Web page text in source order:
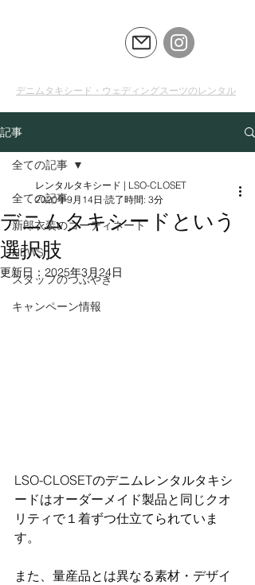
デニムタキシード・ウェディングスーツのレンタル
記事
全ての記事
新郎衣装のコーディネート
NEWS
スタッフのつぶやき
キャンペーン情報
全ての記事
デニムタキシードという
選択肢
レンタルタキシード | LSO-CLOSET
2020年9月14日 読了時間: 3分
更新日： 2025年3月24日
LSO-CLOSETのデニムレンタルタキシ
ードはオーダーメイド製品と同じクオ
リティで１着ずつ仕立てられていま
す。
また、量産品とは異なる素材・デザイ